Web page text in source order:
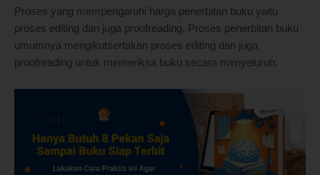
Proses yang mempengaruhi harga penerbitan buku yaitu
proses editing dan juga proofreading. Proses penerbitan buku
umumnya mengikutsertakan proses editing dan juga
proofreading untuk memeriksa buku secara menyeluruh.